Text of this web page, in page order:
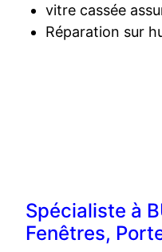
vitre cassée
Réparation sur
Spécialiste à
Fenêtres,